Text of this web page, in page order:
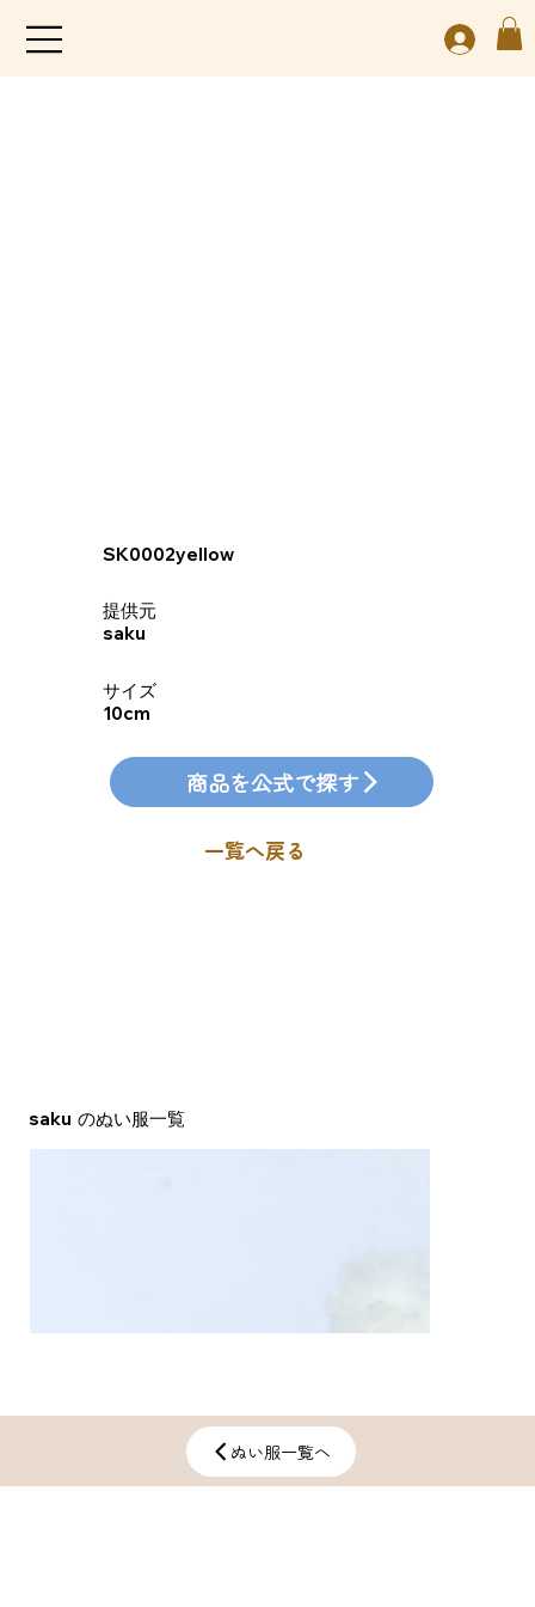
SK0002yellow
​提供元
saku
​サイズ
10cm
商品を公式で探す
一覧へ戻る
saku ​のぬい服一覧
ぬい服一覧へ